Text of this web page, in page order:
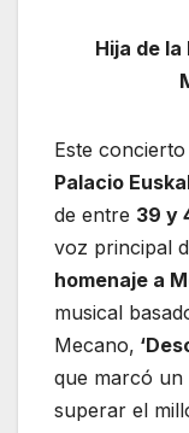
Hija de la
Este
Palacio
de entre 39 y
voz principal
homenaje a
musical
Mecano,
que marcó
superar el